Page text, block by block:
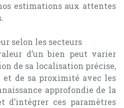
estimations aux attentes
selon les secteurs
d’un bien peut varier
de sa localisation précise,
et de sa proximité avec les
approfondie de la
d’intégrer ces paramètres